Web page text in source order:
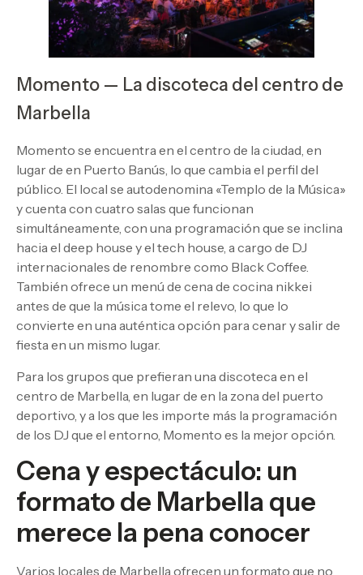
Momento — La discoteca del centro de
Marbella
Momento se encuentra en el centro de la ciudad, en
lugar de en Puerto Banús, lo que cambia el perfil del
público. El local se autodenomina «Templo de la Música»
y cuenta con cuatro salas que funcionan
simultáneamente, con una programación que se inclina
hacia el deep house y el tech house, a cargo de DJ
internacionales de renombre como Black Coffee.
También ofrece un menú de cena de cocina nikkei
antes de que la música tome el relevo, lo que lo
convierte en una auténtica opción para cenar y salir de
fiesta en un mismo lugar.
Para los grupos que prefieran una discoteca en el
centro de Marbella, en lugar de en la zona del puerto
deportivo, y a los que les importe más la programación
de los DJ que el entorno, Momento es la mejor opción.
Cena y espectáculo: un
formato de Marbella que
merece la pena conocer
Varios locales de Marbella ofrecen un formato que no